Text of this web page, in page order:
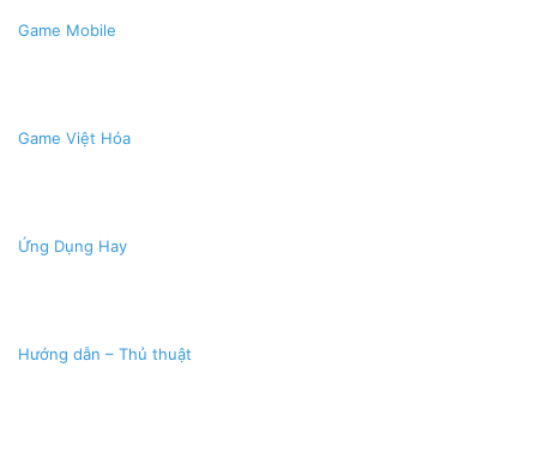
Game Mobile
Game Việt Hóa
Ứng Dụng Hay
Hướng dẫn – Thủ thuật